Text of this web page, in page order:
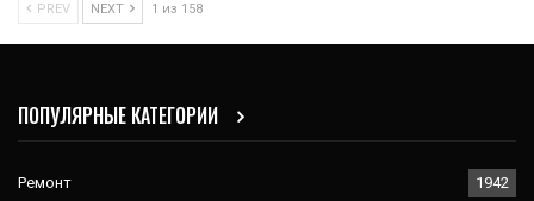
PREV NEXT 1 из 158
ПОПУЛЯРНЫЕ КАТЕГОРИИ
Ремонт 1942